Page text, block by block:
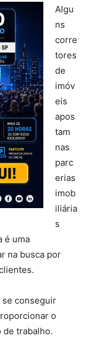
Algu
ns
corre
tores
de
imóv
eis
apos
tam
nas
parc
erias
imob
iliária
s
é uma
na busca por
se conseguir
o
trabalho.